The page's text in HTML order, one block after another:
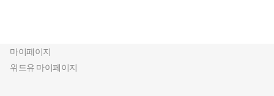
마이페이지
마이페이지
위드유 마이페이지